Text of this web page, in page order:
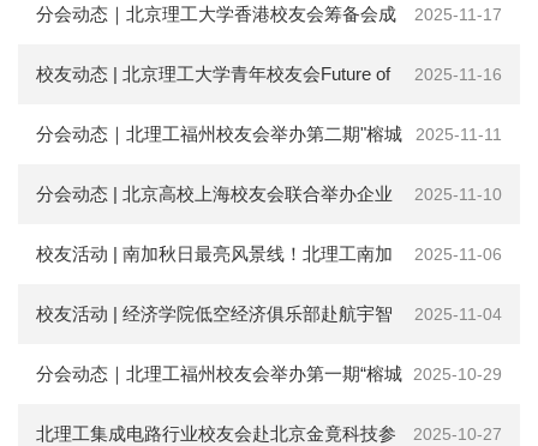
圆满收官 产学研融合激活低空产业新动能 2025-11-17
分会动态｜北京理工大学香港校友会筹备会成
立！ 2025-11-16
校友动态 | 北京理工大学青年校友会Future of
Web3论坛成功举办 2025-11-11
分会动态｜北理工福州校友会举办第二期"榕城
相聚 智享未来"科技论坛活动 2025-11-10
分会动态 | 北京高校上海校友会联合举办企业
家沙龙——促进更广泛的校友企业融合 2025-11-06
校友活动 | 南加秋日最亮风景线！北理工南加
州校友会闪耀高校联盟2025“松竹梅”野餐会 2025-11-04
校友活动 | 经济学院低空经济俱乐部赴航宇智
造、智行博通开展首期理事企业调研 2025-10-29
分会动态｜北理工福州校友会举办第一期“榕城
相聚 智享未来”科技论坛活动 2025-10-27
北理工集成电路行业校友会赴北京金竟科技参